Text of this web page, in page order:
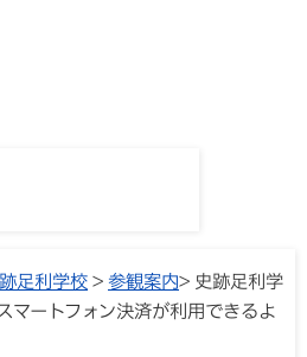
足利学校 > 参観案内> 史跡足利学
マートフォン決済が利用できるよ